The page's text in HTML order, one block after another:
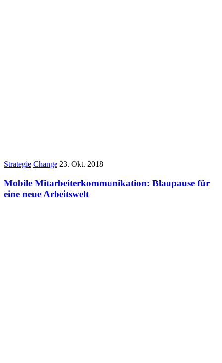
Strategie Change 23. Okt. 2018
Mobile Mitarbeiterkommunikation: Blaupause für
eine neue Arbeitswelt